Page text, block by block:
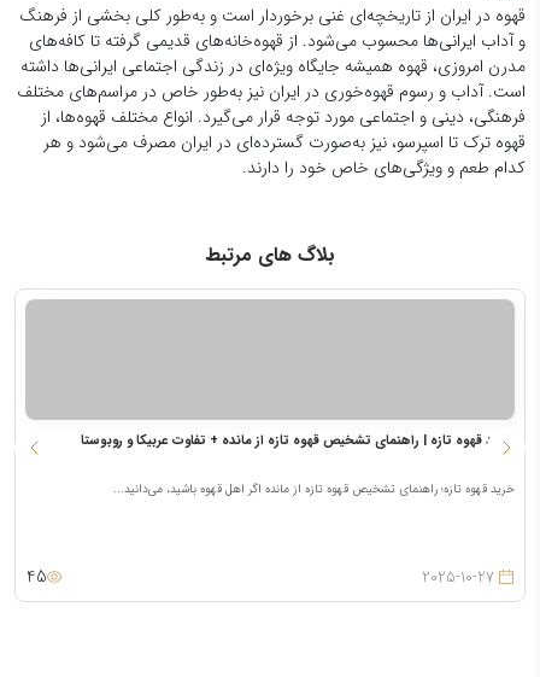
قهوه در ایران از تاریخچه‌ای غنی برخوردار است و به‌طور کلی بخشی از فرهنگ
و آداب ایرانی‌ها محسوب می‌شود. از قهوه‌خانه‌های قدیمی گرفته تا کافه‌های
مدرن امروزی، قهوه همیشه جایگاه ویژه‌ای در زندگی اجتماعی ایرانی‌ها داشته
است. آداب و رسوم قهوه‌خوری در ایران نیز به‌طور خاص در مراسم‌های مختلف
فرهنگی، دینی و اجتماعی مورد توجه قرار می‌گیرد. انواع مختلف قهوه‌ها، از
قهوه ترک تا اسپرسو، نیز به‌صورت گسترده‌ای در ایران مصرف می‌شود و هر
کدام طعم و ویژگی‌های خاص خود را دارند.
بلاگ های مرتبط
خرید قهوه تازه | راهنمای تشخیص قهوه تازه از مانده + تفاوت عربیکا و روبوستا
خرید قهوه تازه؛ راهنمای تشخیص قهوه تازه از مانده اگر اهل قهوه باشید، می‌دانید...
45